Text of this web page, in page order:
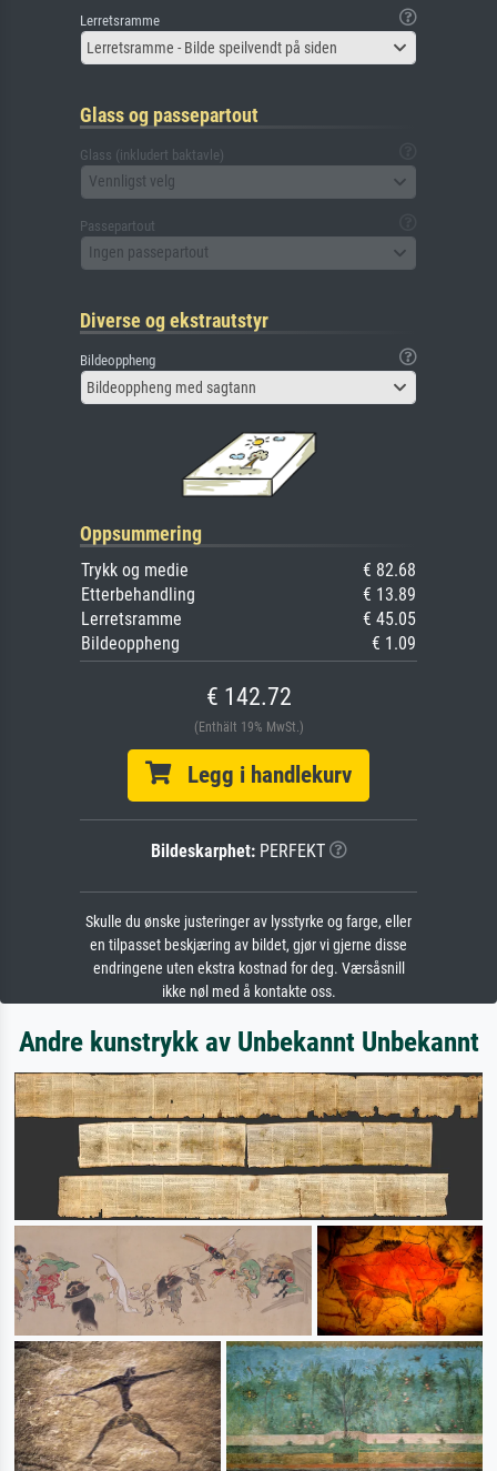
Lerretsramme
Lerretsramme - Bilde speilvendt på siden
Glass og passepartout
Glass (inkludert baktavle)
Vennligst velg
Passepartout
Ingen passepartout
Diverse og ekstrautstyr
Bildeoppheng
Bildeoppheng med sagtann
Oppsummering
Trykk og medie
€ 82.68
Etterbehandling
€ 13.89
Lerretsramme
€ 45.05
Bildeoppheng
€ 1.09
€ 142.72
(Enthält 19% MwSt.)
Legg i handlekurv
Bildeskarphet:PERFEKT
Skulle du ønske justeringer av lysstyrke og farge, eller
en tilpasset beskjæring av bildet, gjør vi gjerne disse
endringene uten ekstra kostnad for deg. Værsåsnill
ikke nøl med å kontakte oss.
Andre kunstrykk av Unbekannt Unbekannt